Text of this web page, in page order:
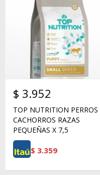
$ 3.952
TOP NUTRITION PERROS
CACHORROS RAZAS
PEQUEÑAS X 7,5
$ 3.359